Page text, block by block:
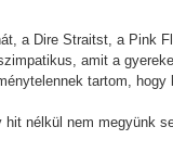
a Dire Straitst, a Pink
amit a
tartom,
nélkül nem megyünk